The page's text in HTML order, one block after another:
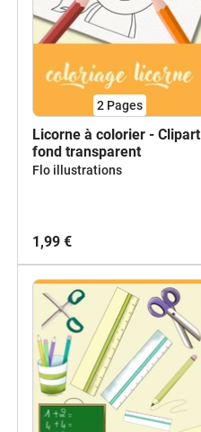
2 Pages
Licorne à colorier - Clipart
fond transparent
Flo illustrations
1,99 €